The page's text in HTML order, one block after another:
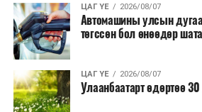
ЦАГ ҮЕ 2026/08/07
Автомашины улсын
төгссөн бол өнөөдөр
ЦАГ ҮЕ 2026/08/07
Улаанбаатарт өдөртөө